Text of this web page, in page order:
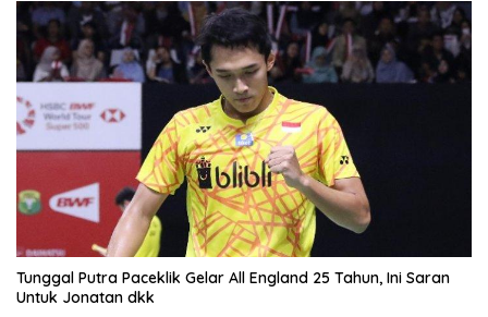
Tunggal Putra Paceklik Gelar All England 25 Tahun, Ini Saran
Untuk Jonatan dkk